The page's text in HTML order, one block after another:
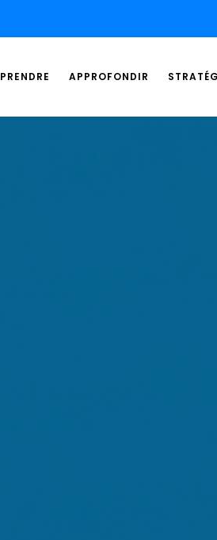
APPROFONDIR